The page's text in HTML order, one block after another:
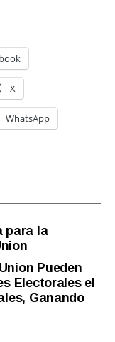
X
WhatsApp
para la
Pueden
Electorales el
Ganando